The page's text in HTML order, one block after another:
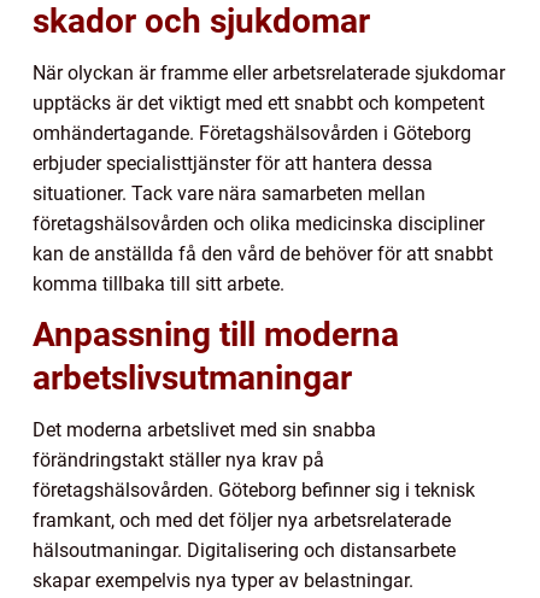
skador och sjukdomar
När olyckan är framme eller arbetsrelaterade sjukdomar
upptäcks är det viktigt med ett snabbt och kompetent
omhändertagande. Företagshälsovården i Göteborg
erbjuder specialisttjänster för att hantera dessa
situationer. Tack vare nära samarbeten mellan
företagshälsovården och olika medicinska discipliner
kan de anställda få den vård de behöver för att snabbt
komma tillbaka till sitt arbete.
Anpassning till moderna
arbetslivsutmaningar
Det moderna arbetslivet med sin snabba
förändringstakt ställer nya krav på
företagshälsovården. Göteborg befinner sig i teknisk
framkant, och med det följer nya arbetsrelaterade
hälsoutmaningar. Digitalisering och distansarbete
skapar exempelvis nya typer av belastningar.